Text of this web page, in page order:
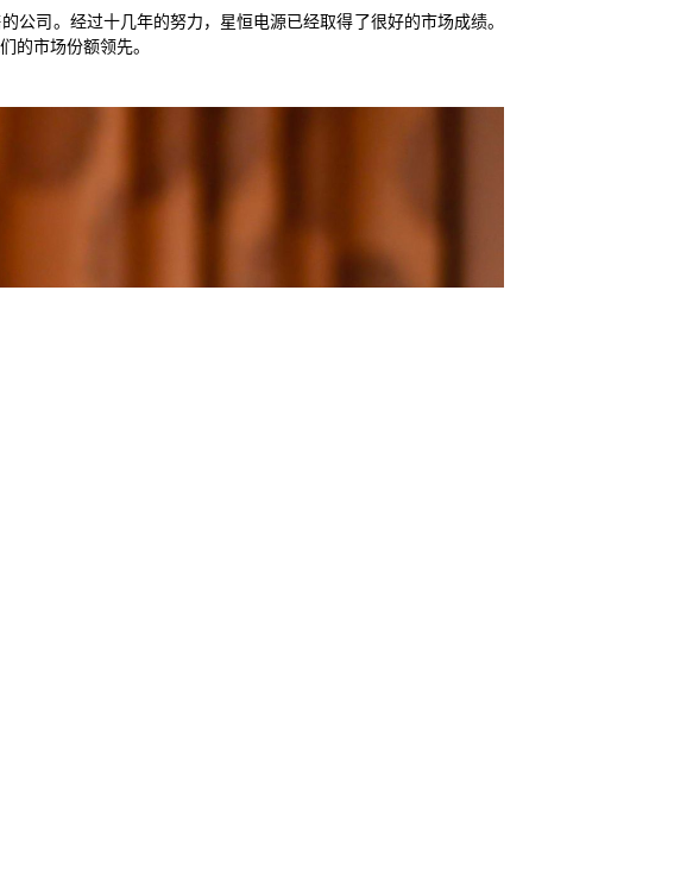
司。经过十几年的努力，星恒电源已经取得了很好的市场成绩。
的市场份额领先。